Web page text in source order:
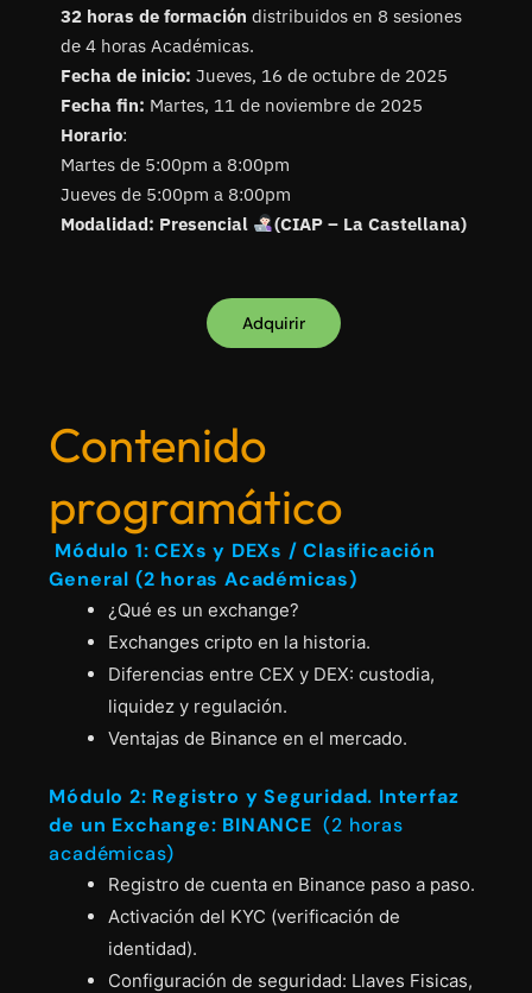
32 horas de formacióndistribuidos en 8 sesiones
de 4 horas Académicas.
Fecha de inicio: Jueves, 16 de octubre de 2025
Fecha fin: Martes, 11 de noviembre de 2025
Horario:
Martes de 5:00pm a 8:00pm
Jueves de 5:00pm a 8:00pm
Modalidad: Presencial
(CIAP – La Castellana)
Adquirir
Contenido
programático
Módulo 1: CEXs y DEXs / Clasificación
General (2 horas Académicas)
¿Qué es un exchange?
Exchanges cripto en la historia.
Diferencias entre CEX y DEX: custodia,
liquidez y regulación.
Ventajas de Binance en el mercado.
Módulo 2: Registro y Seguridad. Interfaz
de un Exchange: BINANCE (2 horas
académicas)
Registro de cuenta en Binance paso a paso.
Activación del KYC (verificación de
identidad).
Configuración de seguridad: Llaves Fisicas,